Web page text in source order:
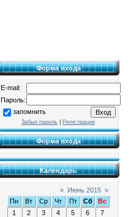
Форма входа
E-mail:
Пароль:
запомнить
Забыл пароль Регистрация
Форма входа
Календарь
« Июнь 2015 »
Пн
Вт Ср Чт Пт Сб
Вс
1
2 3 4 5 6
7